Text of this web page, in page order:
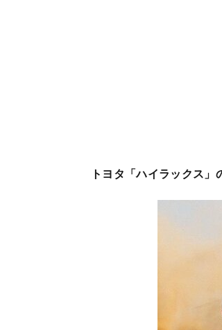
トヨタ「ハイラックス」